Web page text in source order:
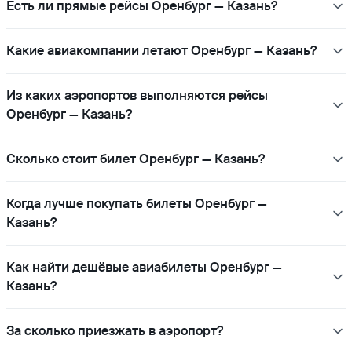
Есть ли прямые рейсы Оренбург — Казань?
Какие авиакомпании летают Оренбург — Казань?
Из каких аэропортов выполняются рейсы
Оренбург — Казань?
Сколько стоит билет Оренбург — Казань?
Когда лучше покупать билеты Оренбург —
Казань?
Как найти дешёвые авиабилеты Оренбург —
Казань?
За сколько приезжать в аэропорт?